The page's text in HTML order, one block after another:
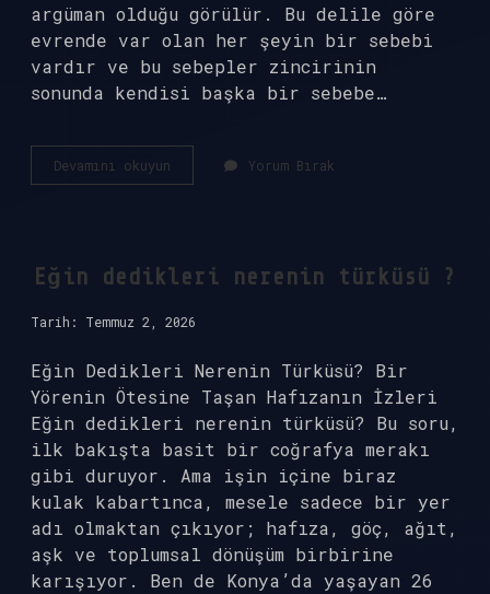
argüman olduğu görülür. Bu delile göre
evrende var olan her şeyin bir sebebi
vardır ve bu sebepler zincirinin
sonunda kendisi başka bir sebebe…
Devamını okuyun Kozmolojik
delil
Yorum Bırak
Eğin dedikleri nerenin türküsü ?
Tarih: Temmuz 2, 2026
Eğin Dedikleri Nerenin Türküsü? Bir
Yörenin Ötesine Taşan Hafızanın İzleri
Eğin dedikleri nerenin türküsü? Bu soru,
ilk bakışta basit bir coğrafya merakı
gibi duruyor. Ama işin içine biraz
kulak kabartınca, mesele sadece bir yer
adı olmaktan çıkıyor; hafıza, göç, ağıt,
aşk ve toplumsal dönüşüm birbirine
karışıyor. Ben de Konya’da yaşayan 26